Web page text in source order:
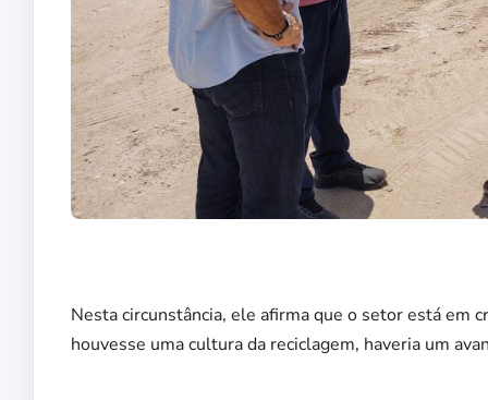
Nesta circunstância, ele afirma que o setor está em
houvesse uma cultura da reciclagem, haveria um